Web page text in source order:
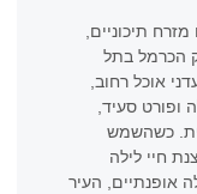
תיכוניים,
הכרמל בתל
אוכל רחוב,
ופורט סעיד,
כשהשמש
חיי לילה
אופנתיים, העיר